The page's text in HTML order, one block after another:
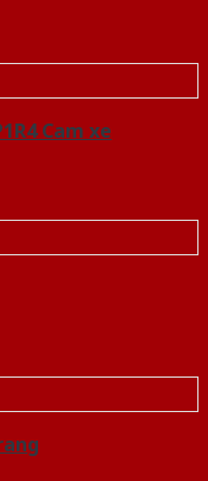
Cam xe